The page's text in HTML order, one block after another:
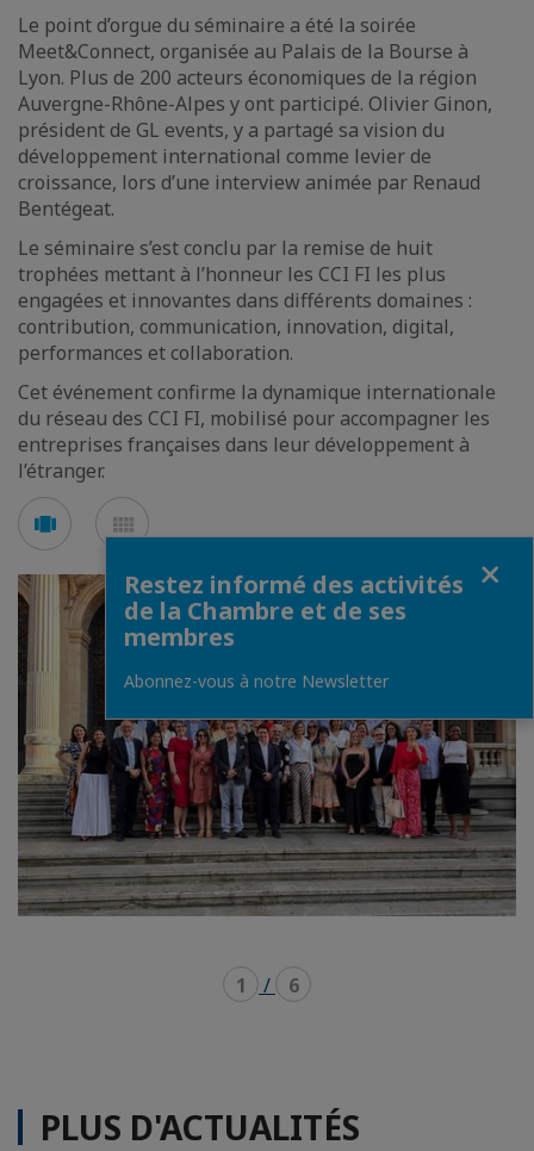
Le point d’orgue du séminaire a été la soirée
Meet&Connect, organisée au Palais de la Bourse à
Lyon. Plus de 200 acteurs économiques de la région
Auvergne-Rhône-Alpes y ont participé. Olivier Ginon,
président de GL events, y a partagé sa vision du
développement international comme levier de
croissance, lors d’une interview animée par Renaud
Bentégeat.
Le séminaire s’est conclu par la remise de huit
trophées mettant à l’honneur les CCI FI les plus
engagées et innovantes dans différents domaines :
contribution, communication, innovation, digital,
performances et collaboration.
Cet événement confirme la dynamique internationale
du réseau des CCI FI, mobilisé pour accompagner les
entreprises françaises dans leur développement à
l’étranger.
Voir
en
carousel
en
mosaïque
1 / 6
PLUS D'ACTUALITÉS
Restez informé des activités
de la Chambre et de ses
membres
Abonnez-vous à notre Newsletter